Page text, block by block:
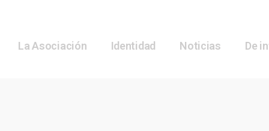
La Asociación Identidad Noticias De